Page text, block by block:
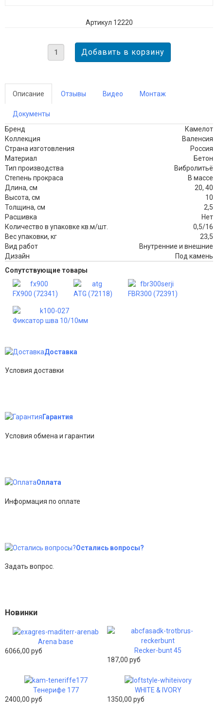
Артикул 12220
Описание Отзывы Видео Монтаж
Документы
Бренд
Камелот
Коллекция
Валенсия
Страна изготовления
Россия
Материал
Бетон
Тип производства
Вибролитьё
Степень прокраса
В массе
Длина, см
20, 40
Высота, см
10
Толщина, см
2,5
Расшивка
Нет
Количество в упаковке кв.м/шт.
0,5/16
Вес упаковки, кг
23,5
Вид работ
Внутренние и внешние
Дизайн
Под камень
Сопутствующие товары
FX900 (72341) ATG (72118) FBR300 (72391)
Фиксатор шва 10/10мм
Доставка
Условия доставки
Гарантия
Условия обмена и гарантии
Оплата
Информация по оплате
Остались вопросы?
Задать вопрос.
Новинки
Arena base
6066,00 руб
Recker-bunt 45
187,00 руб
Тенерифе 177
2400,00 руб
WHITE & IVORY
1350,00 руб